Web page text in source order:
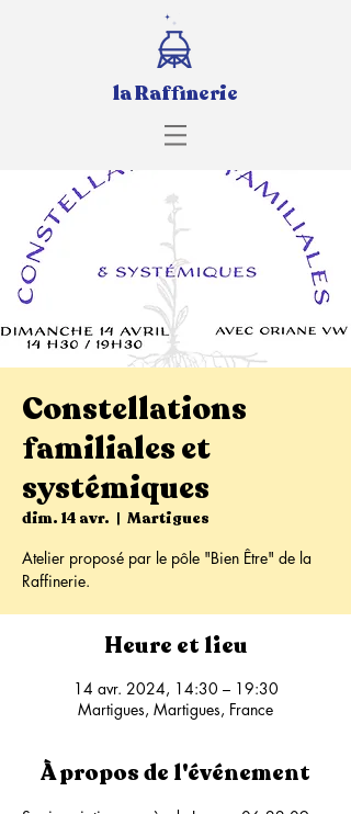
la Raffinerie
Constellations
familiales et
systémiques
dim. 14 avr.
  |
Martigues
Atelier proposé par le pôle "Bien Être" de la
Raffinerie.
Heure et lieu
14 avr. 2024, 14:30 – 19:30
Martigues, Martigues, France
À propos de l'événement